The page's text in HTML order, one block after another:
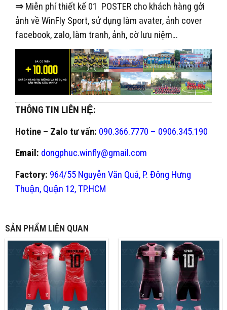
⇒ Miễn phí thiết kế 01 POSTER cho khách hàng gởi
ảnh về WinFly Sport, sử dụng làm avater, ảnh cover
facebook, zalo, làm tranh, ảnh, cờ lưu niệm…
THÔNG TIN LIÊN HỆ:
Hotine – Zalo tư vấn: 090.366.7770 – 0906.345.190
Email: dongphuc.winfly@gmail.com
Factory: 964/55 Nguyễn Văn Quá, P. Đông Hưng
Thuận, Quận 12, TP.HCM
SẢN PHẨM LIÊN QUAN